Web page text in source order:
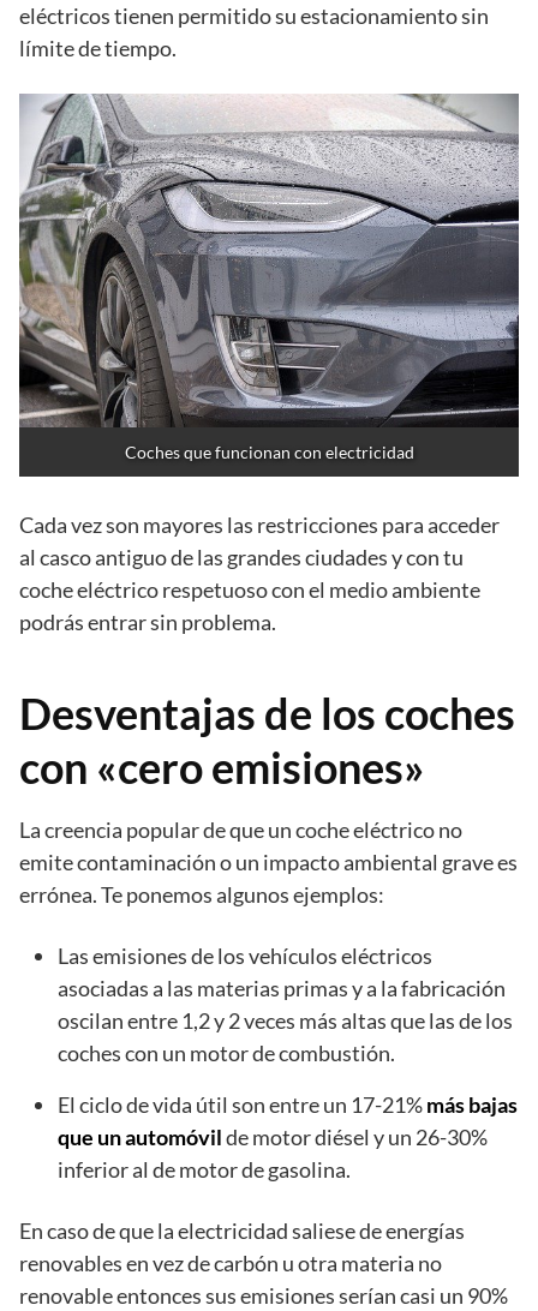
eléctricos tienen permitido su estacionamiento sin
límite de tiempo.
Coches que funcionan con electricidad
Cada vez son mayores las restricciones para acceder
al casco antiguo de las grandes ciudades y con tu
coche eléctrico respetuoso con el medio ambiente
podrás entrar sin problema.
Desventajas de los coches
con «cero emisiones»
La creencia popular de que un coche eléctrico no
emite contaminación o un impacto ambiental grave es
errónea. Te ponemos algunos ejemplos:
Las emisiones de los vehículos eléctricos
asociadas a las materias primas y a la fabricación
oscilan entre 1,2 y 2 veces más altas que las de los
coches con un motor de combustión.
El ciclo de vida útil son entre un 17-21%más bajas
que un automóvilde motor diésel y un 26-30%
inferior al de motor de gasolina.
En caso de que la electricidad saliese de energías
renovables en vez de carbón u otra materia no
renovable entonces sus emisiones serían casi un 90%